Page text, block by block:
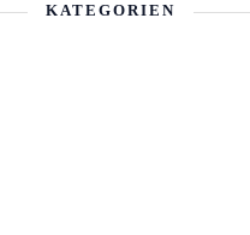
KATEGORIEN